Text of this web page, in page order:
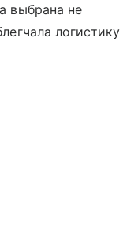
выбрана не
логистику